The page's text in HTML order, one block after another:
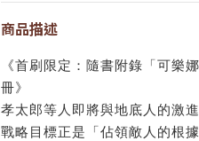
商品描述
《首刷限定：隨書附錄「可樂
冊》
孝太郎等人即將與地底人的激
戰略目標正是「佔領敵人的根